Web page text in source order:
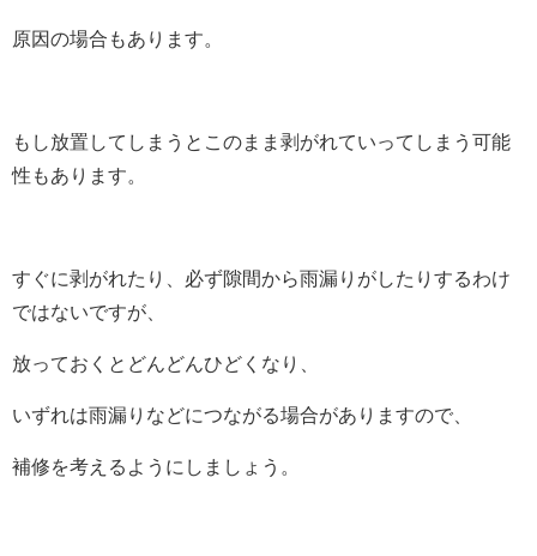
原因の場合もあります。
もし放置してしまうとこのまま剥がれていってしまう可能
性もあります。
すぐに剥がれたり、必ず隙間から雨漏りがしたりするわけ
ではないですが、
放っておくとどんどんひどくなり、
いずれは雨漏りなどにつながる場合がありますので、
補修を考えるようにしましょう。